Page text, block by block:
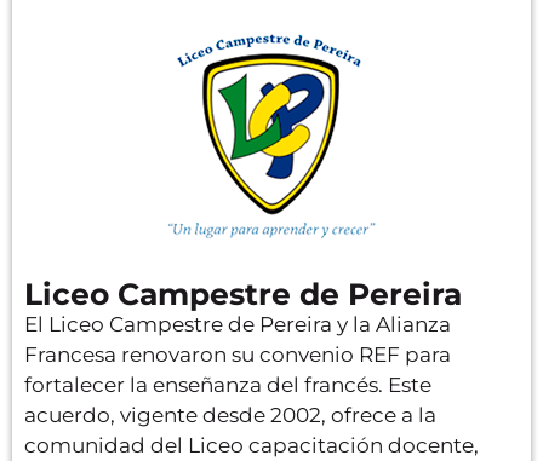
Liceo Campestre de Pereira
El Liceo Campestre de Pereira y la Alianza
Francesa renovaron su convenio REF para
fortalecer la enseñanza del francés. Este
acuerdo, vigente desde 2002, ofrece a la
comunidad del Liceo capacitación docente,